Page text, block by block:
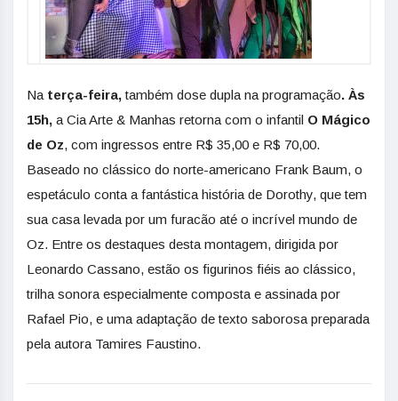
Na terça-feira,também dose dupla na programação. Às
15h, a Cia Arte & Manhas retorna com o infantil O Mágico
de Oz, com ingressos entre R$ 35,00 e R$ 70,00.
Baseado no clássico do norte-americano Frank Baum, o
espetáculo conta a fantástica história de Dorothy, que tem
sua casa levada por um furacão até o incrível mundo de
Oz. Entre os destaques desta montagem, dirigida por
Leonardo Cassano, estão os figurinos fiéis ao clássico,
trilha sonora especialmente composta e assinada por
Rafael Pio, e uma adaptação de texto saborosa preparada
pela autora Tamires Faustino.